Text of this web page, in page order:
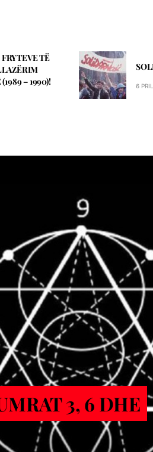
TË
– 1990)!
6
3, 6 DHE